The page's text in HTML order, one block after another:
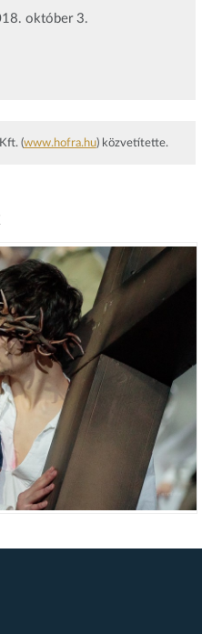
október 3.
(www.hofra.hu) közvetítette.